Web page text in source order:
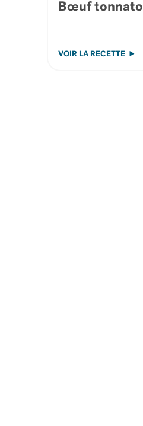
Bœuf tonnato
VOIR LA RECETTE